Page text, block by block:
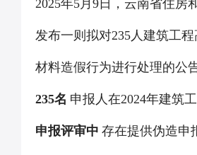
2025年5月 9 日，云南省住房
发布一则拟对235人建筑工
材料造假行为进行处理的公告
235名 申报人在2024年建筑
申报评审中 存在提供伪造申